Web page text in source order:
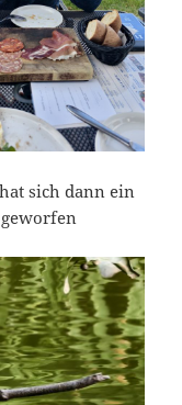
sich dann ein